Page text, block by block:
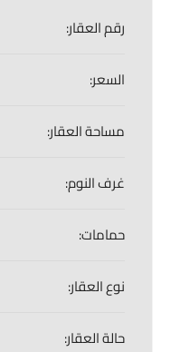
رقم العقار:
السعر:
مساحة العقار:
غرف النوم:
حمامات:
نوع العقار:
حالة العقار: